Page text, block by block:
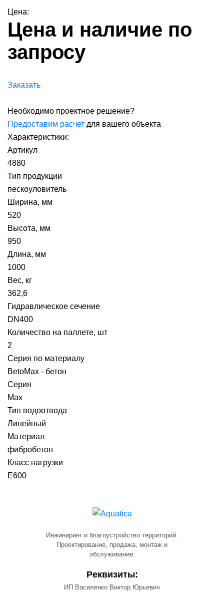
Цена:
Цена и наличие по
запросу
Заказать
Необходимо проектное решение?
Предоставим расчет для вашего объекта
Характеристики:
Артикул
4880
Тип продукции
пескоуловитель
Ширина, мм
520
Высота, мм
950
Длина, мм
1000
Вес, кг
362,6
Гидравлическое сечение
DN400
Количество на паллете, шт
2
Серия по материалу
BetoMax - бетон
Серия
Max
Тип водоотвода
Линейный
Материал
фибробетон
Класс нагрузки
E600
Инжиниринг и благоустройство территорий.
Проектирование, продажа, монтаж и
обслуживание.
Реквизиты:
ИП Василенко Виктор Юрьевич